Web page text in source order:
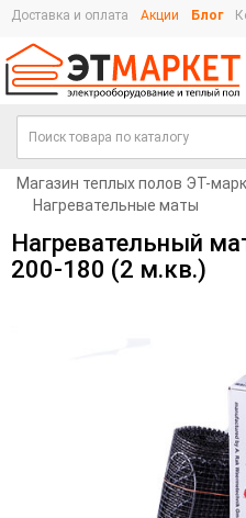
Доставка и оплата Акции Блог
Магазин теплых полов ЭТ-
Нагревательные маты
Нагревательный
200-180 (2 м.кв.)